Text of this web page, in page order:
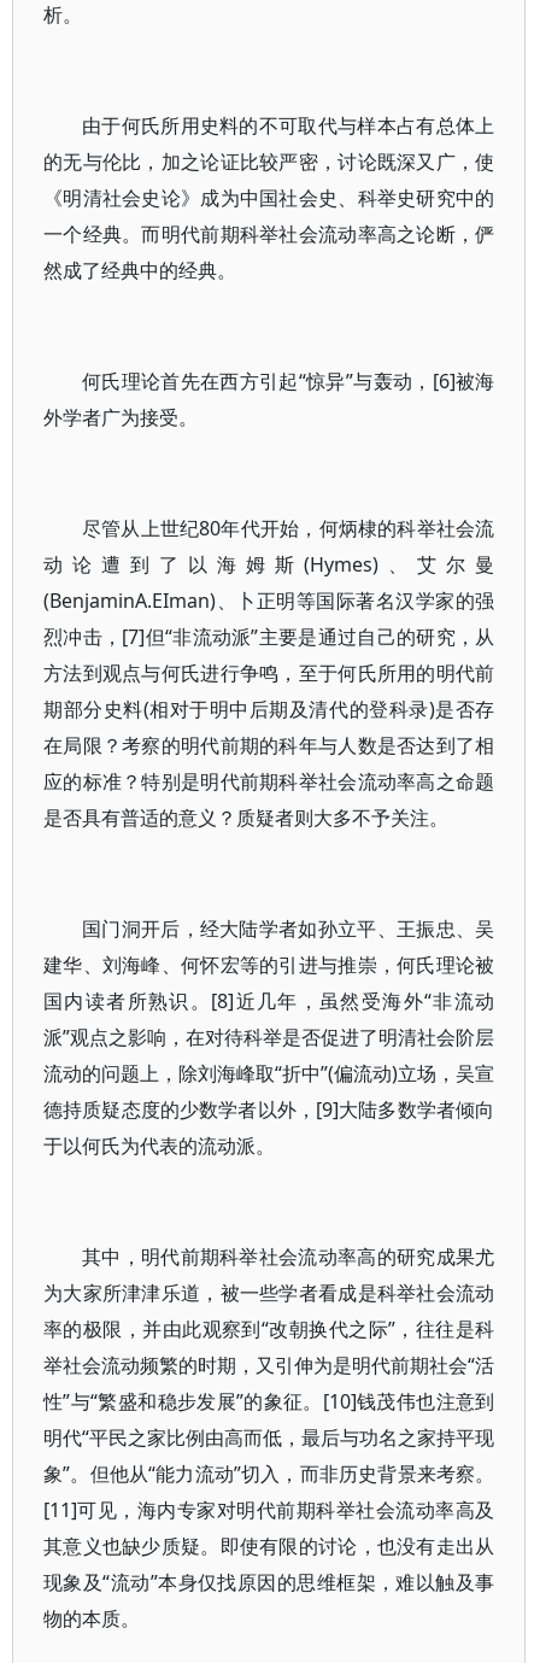
析。
由于何氏所用史料的不可取代与样本占有总体上
的无与伦比，加之论证比较严密，讨论既深又广，使
《明清社会史论》成为中国社会史、科举史研究中的
一个经典。而明代前期科举社会流动率高之论断，俨
然成了经典中的经典。
何氏理论首先在西方引起“惊异”与轰动，[6]被海
外学者广为接受。
尽管从上世纪80年代开始，何炳棣的科举社会流
动论遭到了以海姆斯(Hymes)、艾尔曼
(BenjaminA.EIman)、卜正明等国际著名汉学家的强
烈冲击，[7]但“非流动派”主要是通过自己的研究，从
方法到观点与何氏进行争鸣，至于何氏所用的明代前
期部分史料(相对于明中后期及清代的登科录)是否存
在局限？考察的明代前期的科年与人数是否达到了相
应的标准？特别是明代前期科举社会流动率高之命题
是否具有普适的意义？质疑者则大多不予关注。
国门洞开后，经大陆学者如孙立平、王振忠、吴
建华、刘海峰、何怀宏等的引进与推崇，何氏理论被
国内读者所熟识。[8]近几年，虽然受海外“非流动
派”观点之影响，在对待科举是否促进了明清社会阶层
流动的问题上，除刘海峰取“折中”(偏流动)立场，吴宣
德持质疑态度的少数学者以外，[9]大陆多数学者倾向
于以何氏为代表的流动派。
其中，明代前期科举社会流动率高的研究成果尤
为大家所津津乐道，被一些学者看成是科举社会流动
率的极限，并由此观察到“改朝换代之际”，往往是科
举社会流动频繁的时期，又引伸为是明代前期社会“活
性”与“繁盛和稳步发展”的象征。[10]钱茂伟也注意到
明代“平民之家比例由高而低，最后与功名之家持平现
象”。但他从“能力流动”切入，而非历史背景来考察。
[11]可见，海内专家对明代前期科举社会流动率高及
其意义也缺少质疑。即使有限的讨论，也没有走出从
现象及“流动”本身仅找原因的思维框架，难以触及事
物的本质。